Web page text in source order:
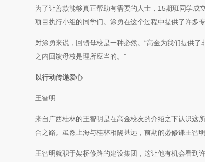
为了让善款能够真正帮助有需要的人士，15期班同学成
项目执行小组的同学们。涂勇在这个过程中提供了许多
对涂勇来说，回馈母校是一种必然。“高金为我们提供
之内回馈母校是理所应当的。”
以行动传递爱心
王智明
来自广西桂林的王智明是在高金校友的介绍之下认识这
合之路。虽然上海与桂林相隔甚远，前期的必修课王智
王智明就职于架桥修路的建设集团，这让他有机会看到